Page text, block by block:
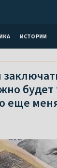
ИСТОРИИ
будет
еще